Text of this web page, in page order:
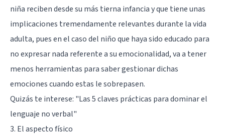
niña reciben desde su más tierna infancia y que tiene unas
implicaciones tremendamente relevantes durante la vida
adulta, pues en el caso del niño que haya sido educado para
no expresar nada referente a su emocionalidad, va a tener
menos herramientas para saber gestionar dichas
emociones cuando estas le sobrepasen.
Quizás te interese: "Las 5 claves prácticas para dominar el
lenguaje no verbal"
3. El aspecto físico